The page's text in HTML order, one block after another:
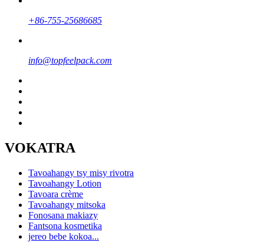
+86-755-25686685
info@topfeelpack.com
VOKATRA
Tavoahangy tsy misy rivotra
Tavoahangy Lotion
Tavoara crème
Tavoahangy mitsoka
Fonosana makiazy
Fantsona kosmetika
jereo bebe kokoa...